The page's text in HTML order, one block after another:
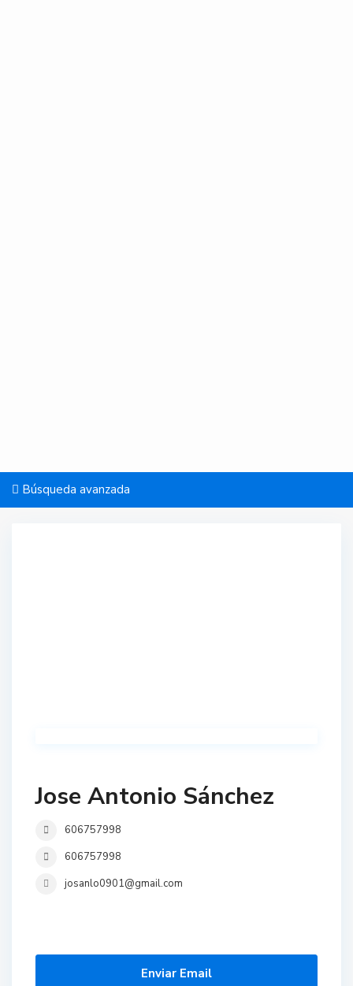
Búsqueda avanzada
Jose Antonio Sánchez
606757998
606757998
josanlo0901@gmail.com
Enviar Email